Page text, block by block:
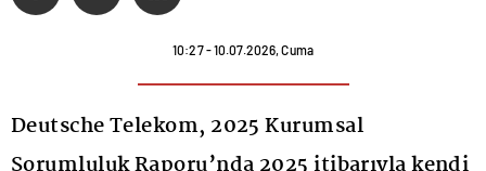
10:27 - 10.07.2026, Cuma
Deutsche Telekom, 2025 Kurumsal